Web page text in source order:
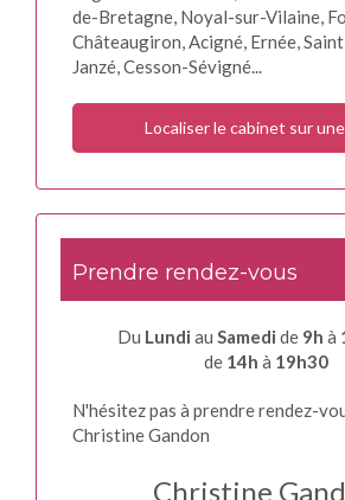
de-Bretagne, Noyal-sur-Vilaine,
Châteaugiron, Acigné, Ernée,
Janzé, Cesson-Sévigné...
Localiser le cabinet sur
Prendre rendez-vous
Du Lundi au Samedi de 9h à
de 14h à 19h30
N'hésitez pas à prendre rendez-
Christine Gandon
Christine